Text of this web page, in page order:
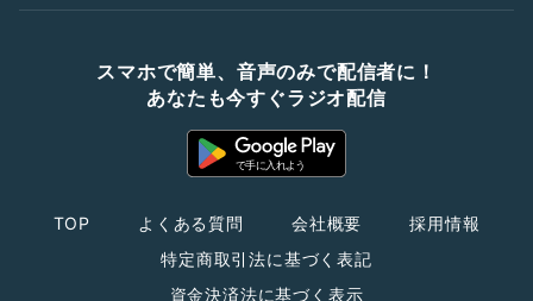
スマホで簡単、音声のみで配信者に！
あなたも今すぐラジオ配信
TOP よくある質問 会社概要
採用情報
特定商取引法に基づく表記
資金決済法に基づく表示